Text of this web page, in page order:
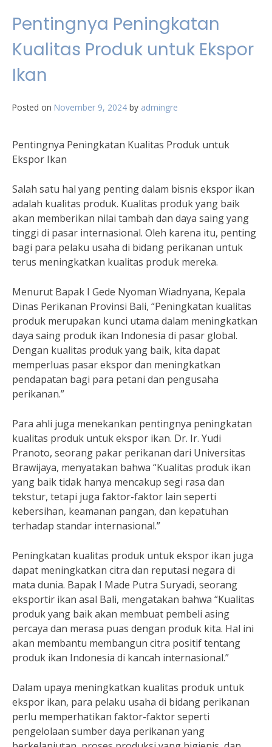
Pentingnya Peningkatan
Kualitas Produk untuk Ekspor
Ikan
Posted on November 9, 2024 by admingre
Pentingnya Peningkatan Kualitas Produk untuk
Ekspor Ikan
Salah satu hal yang penting dalam bisnis ekspor ikan
adalah kualitas produk. Kualitas produk yang baik
akan memberikan nilai tambah dan daya saing yang
tinggi di pasar internasional. Oleh karena itu, penting
bagi para pelaku usaha di bidang perikanan untuk
terus meningkatkan kualitas produk mereka.
Menurut Bapak I Gede Nyoman Wiadnyana, Kepala
Dinas Perikanan Provinsi Bali, “Peningkatan kualitas
produk merupakan kunci utama dalam meningkatkan
daya saing produk ikan Indonesia di pasar global.
Dengan kualitas produk yang baik, kita dapat
memperluas pasar ekspor dan meningkatkan
pendapatan bagi para petani dan pengusaha
perikanan.”
Para ahli juga menekankan pentingnya peningkatan
kualitas produk untuk ekspor ikan. Dr. Ir. Yudi
Pranoto, seorang pakar perikanan dari Universitas
Brawijaya, menyatakan bahwa “Kualitas produk ikan
yang baik tidak hanya mencakup segi rasa dan
tekstur, tetapi juga faktor-faktor lain seperti
kebersihan, keamanan pangan, dan kepatuhan
terhadap standar internasional.”
Peningkatan kualitas produk untuk ekspor ikan juga
dapat meningkatkan citra dan reputasi negara di
mata dunia. Bapak I Made Putra Suryadi, seorang
eksportir ikan asal Bali, mengatakan bahwa “Kualitas
produk yang baik akan membuat pembeli asing
percaya dan merasa puas dengan produk kita. Hal ini
akan membantu membangun citra positif tentang
produk ikan Indonesia di kancah internasional.”
Dalam upaya meningkatkan kualitas produk untuk
ekspor ikan, para pelaku usaha di bidang perikanan
perlu memperhatikan faktor-faktor seperti
pengelolaan sumber daya perikanan yang